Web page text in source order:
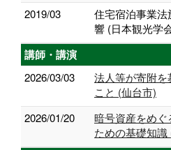
2019/03
住宅宿泊事業
響 (日本観光学
講師・講演
2026/03/03
法人等が寄附を
こと (仙台市)
2026/01/20
暗号資産をめ
ための基礎知識